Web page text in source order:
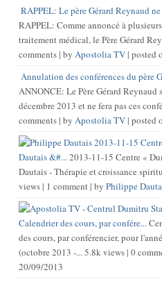
RAPPEL: Le père Gérard Reynaud ne
RAPPEL: Comme annoncé à
traitement médical, le Père Gérard
comments| by Apostolia TV| posted
Annulation des conférences du père
ANNONCE: Le Père Gérard Reynaud
décembre 2013 et ne fera pas ces
comments| by Apostolia TV| posted
2013-11-15
Dautais &#...2013-11-15 Centre «
Dautais - Thérapie et croissance
views| 1 comment| by Philippe
Calendrier des cours, par confére...
des cours, par conférencier, pour
(octobre 2013 -...5.8k views| 0
20/09/2013